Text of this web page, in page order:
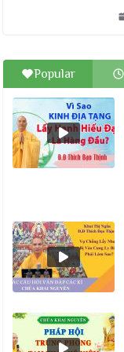
Popular